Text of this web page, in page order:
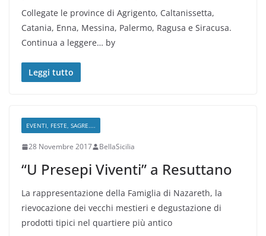
Collegate le province di Agrigento, Caltanissetta,
Catania, Enna, Messina, Palermo, Ragusa e Siracusa.
Continua a leggere… by
Leggi tutto
EVENTI, FESTE, SAGRE....
28 Novembre 2017 BellaSicilia
“U Presepi Viventi” a Resuttano
La rappresentazione della Famiglia di Nazareth, la
rievocazione dei vecchi mestieri e degustazione di
prodotti tipici nel quartiere più antico